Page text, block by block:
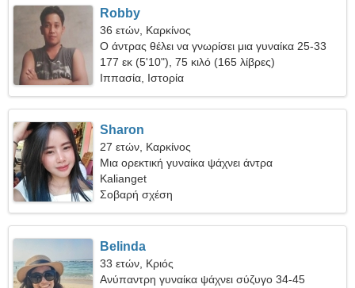
Robby
36 ετών, Καρκίνος
Ο άντρας θέλει να γνωρίσει μια γυναίκα 25-33
177 εκ (5'10"), 75 κιλό (165 λίβρες)
Ιππασία, Ιστορία
Sharon
27 ετών, Καρκίνος
Μια ορεκτική γυναίκα ψάχνει άντρα
Kalianget
Σοβαρή σχέση
Belinda
33 ετών, Κριός
Ανύπαντρη γυναίκα ψάχνει σύζυγο 34-45